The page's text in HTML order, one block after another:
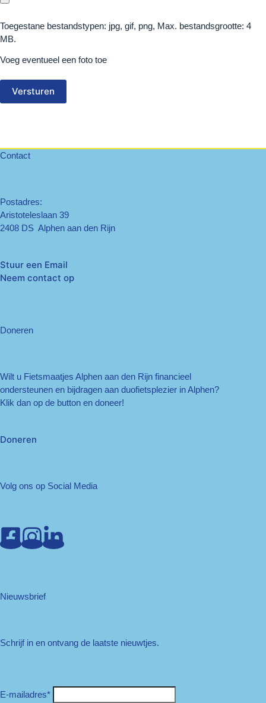
Toegestane bestandstypen: jpg, gif, png, Max. bestandsgrootte: 4
MB.
Voeg eventueel een foto toe
Contact
Postadres:
Aristoteleslaan 39
2408 DS Alphen aan den Rijn
Stuur een Email
Neem contact op
Doneren
Wilt u Fietsmaatjes Alphen aan den Rijn financieel
ondersteunen en bijdragen aan duofietsplezier in Alphen?
Klik dan op de button en doneer!
Doneren
Volg ons op Social Media
Nieuwsbrief
Schrijf in en ontvang de laatste nieuwtjes.
E-mailadres*